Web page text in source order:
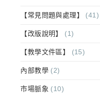
【常見問題與處理】 (41)
【改版說明】 (1)
【教學文件區】 (15)
內部教學 (2)
市場脈象 (10)